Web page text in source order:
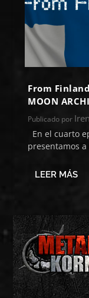
From
MOON
Publicado por
En el cuarto
presentamos a
LEER MÁS